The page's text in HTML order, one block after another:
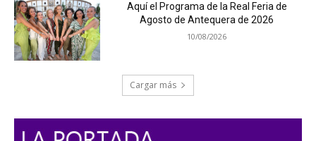
Aquí el Programa de la Real Feria de
Agosto de Antequera de 2026
10/08/2026
Cargar más